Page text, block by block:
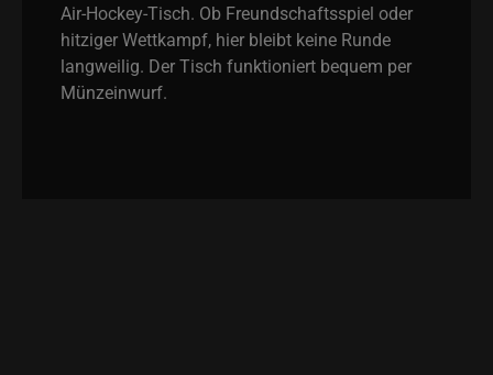
Air-Hockey-Tisch. Ob Freundschaftsspiel oder
hitziger Wettkampf, hier bleibt keine Runde
langweilig. Der Tisch funktioniert bequem per
Münzeinwurf.